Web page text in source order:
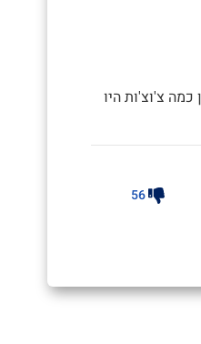
צ'וצ'ות היו
56